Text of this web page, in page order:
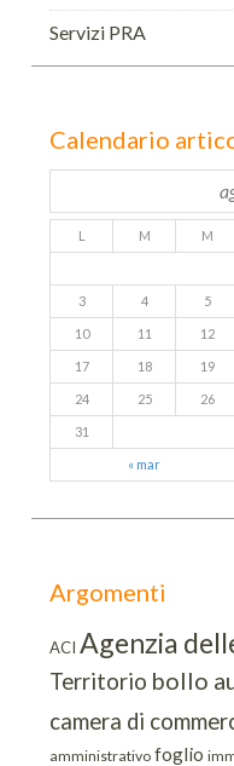
Servizi PRA
Calendario
L M M
« mar
3 4 5
10 11 12
17 18 19
24 25 26
31
Argomenti
ACI Agenzia
Territorio bollo
camera di
amministrativo foglio